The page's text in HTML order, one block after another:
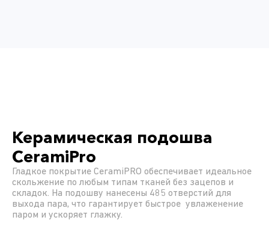
Керамическая подошва
CeramiPro
Гладкое покрытие CeramiPRO обеспечивает идеальное
скольжение по любым типам тканей без зацепов и
складок. На подошву нанесены 485 отверстий для
выхода пара, что гарантирует быстрое увлаженение
паром и ускоряет глажку.